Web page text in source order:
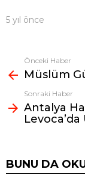
5 yıl önce
Fazlasına
bak
Önceki Haber
Müslüm
Sonraki Haber
Antalya
BUNU DA